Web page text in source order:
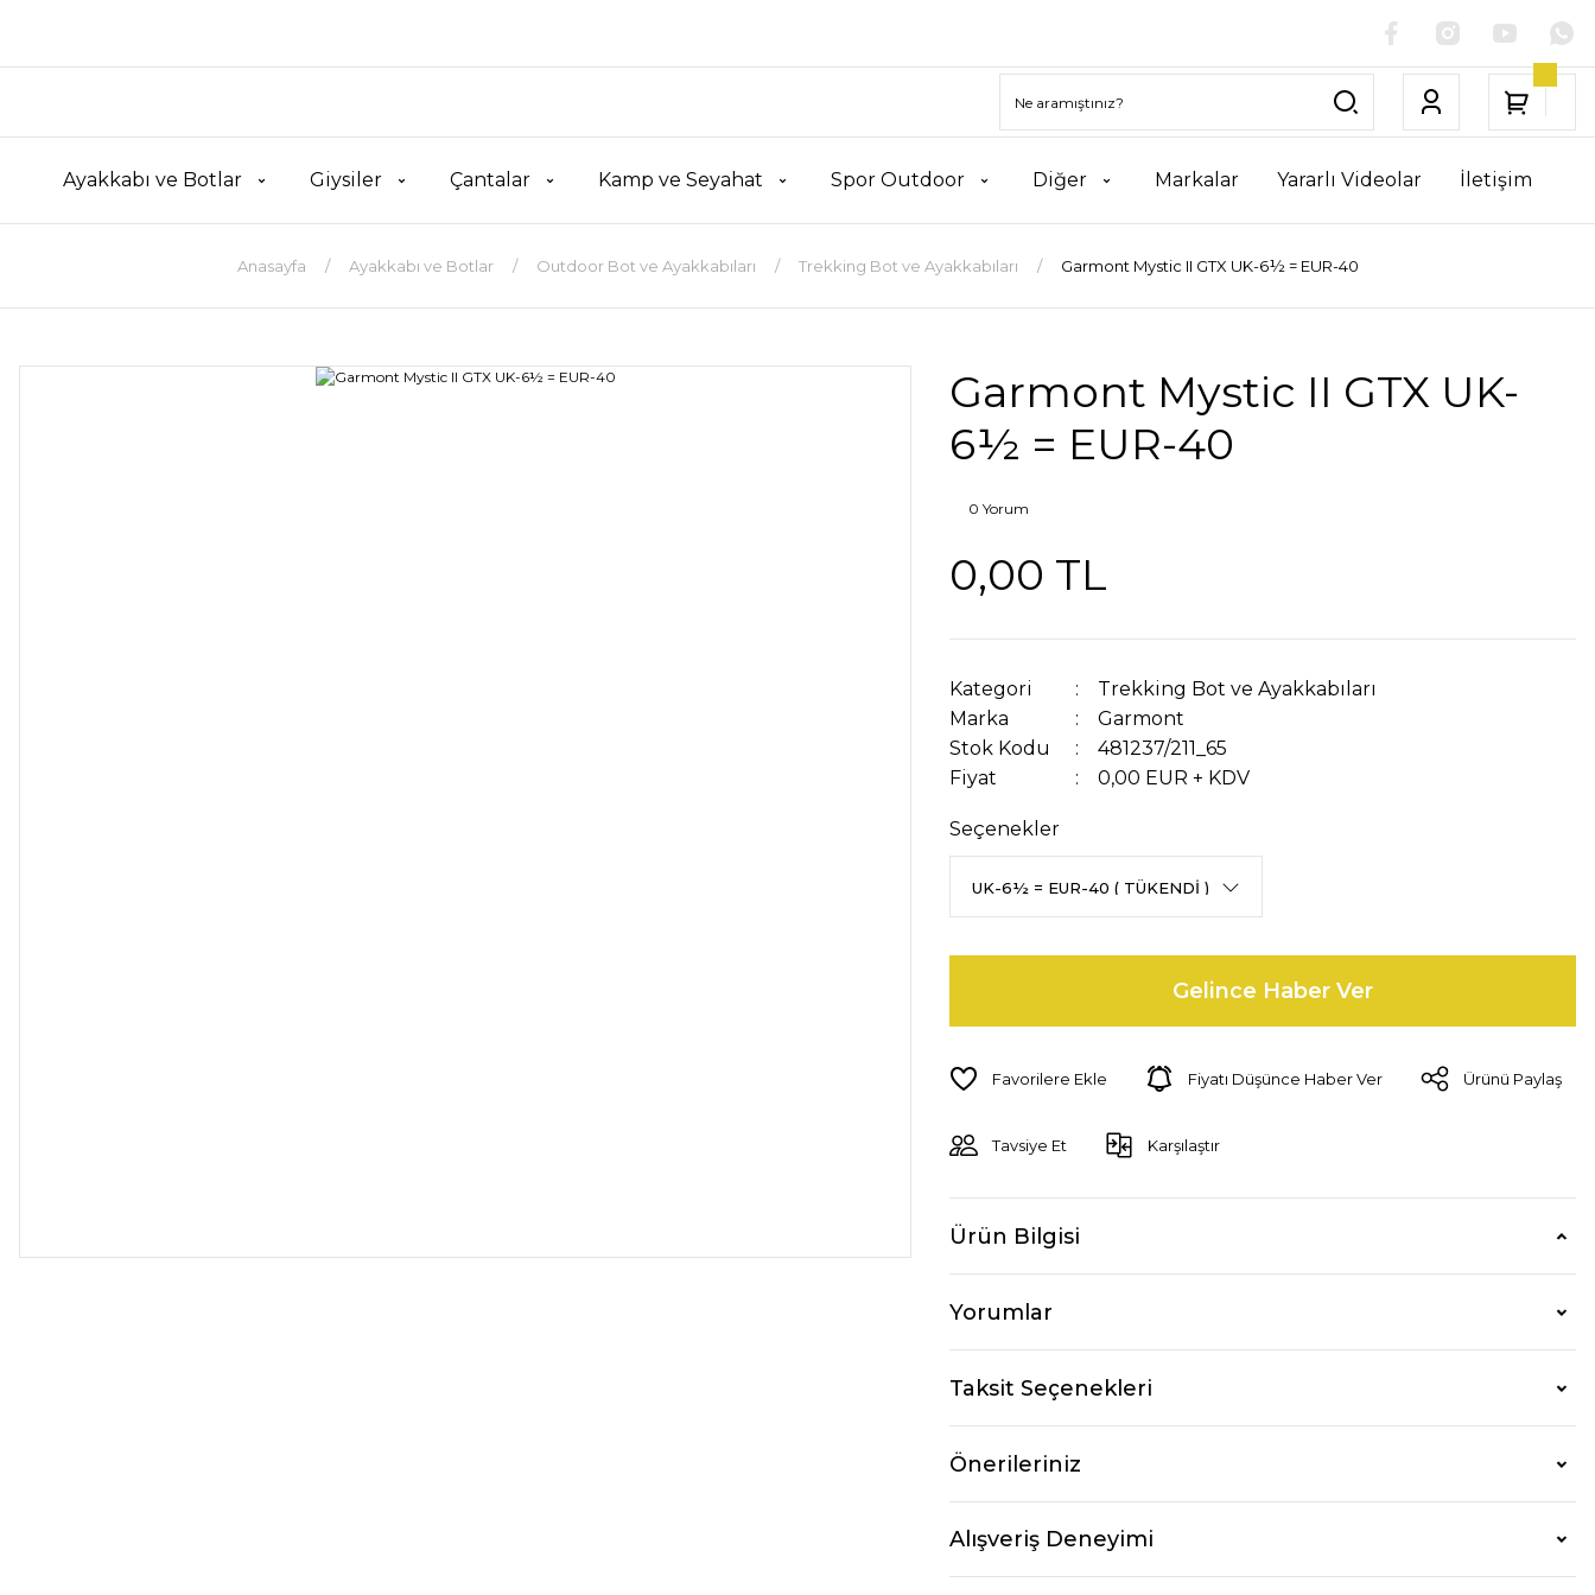
Ayakkabı ve Botlar Giysiler Çantalar Kamp ve Seyahat Spor Outdoor Diğer Markalar Yararlı Videolar İletişim
Anasayfa Ayakkabı ve Botlar Outdoor Bot ve Ayakkabıları Trekking Bot ve Ayakkabıları Garmont Mystic II GTX UK-6½ = EUR-40
Garmont Mystic II GTX UK-
6½ = EUR-40
0 Yorum
0,00 TL
Kategori
Trekking Bot ve Ayakkabıları
Marka
Garmont
Stok Kodu
481237/211_65
Fiyat
0,00 EUR + KDV
Seçenekler
Gelince Haber Ver
Fiyatı Düşünce Haber Ver Ürünü Paylaş
Tavsiye Et Karşılaştır
Ürün Bilgisi
Yorumlar
Taksit Seçenekleri
Önerileriniz
Alışveriş Deneyimi